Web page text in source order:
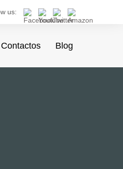
us:
Contactos Blog